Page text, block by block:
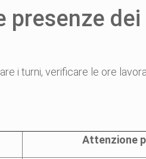
presenze dei
i turni, verificare le ore
Attenzione